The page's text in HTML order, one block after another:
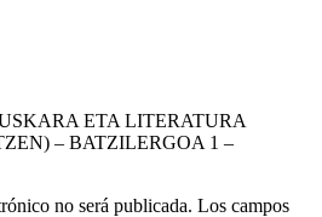
ETA LITERATURA
– BATZILERGOA 1 –
no será publicada. Los campos